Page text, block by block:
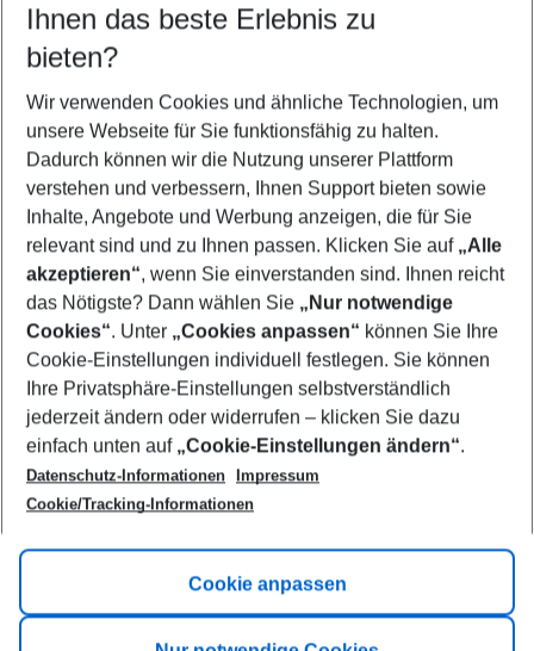
Find the perfect deal which suits your best
Your departure airport
Any airport
Select your date range
08/08/26–06/08/27 5-8 nights
Who will travel
2 adults No children
Show more filter
Footer
Footer navigation
Title A
Link A
Ihnen das beste Erlebnis zu
bieten?
Wir verwenden Cookies und ähnliche Technologien, um
unsere Webseite für Sie funktionsfähig zu halten.
Dadurch können wir die Nutzung unserer Plattform
verstehen und verbessern, Ihnen Support bieten sowie
Inhalte, Angebote und Werbung anzeigen, die für Sie
relevant sind und zu Ihnen passen. Klicken Sie auf „Alle
akzeptieren“, wenn Sie einverstanden sind. Ihnen reicht
das Nötigste? Dann wählen Sie „Nur notwendige
Cookies“. Unter „Cookies anpassen“ können Sie Ihre
Cookie-Einstellungen individuell festlegen. Sie können
Ihre Privatsphäre-Einstellungen selbstverständlich
jederzeit ändern oder widerrufen – klicken Sie dazu
einfach unten auf „Cookie-Einstellungen ändern“.
Datenschutz-Informationen
Impressum
Cookie/Tracking-Informationen
Cookie anpassen